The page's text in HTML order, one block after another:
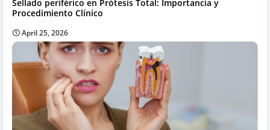
Sellado periférico en Prótesis Total: Importancia y
Procedimiento Clínico
April 25, 2026